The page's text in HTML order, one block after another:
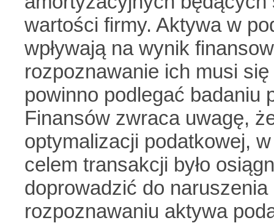
wartości firmy. Aktywa w
wpływają na wynik
rozpoznawanie ich musi
powinno podlegać badaniu
Finansów zwraca uwagę,
optymalizacji podatkowej,
celem transakcji było
doprowadzić do
rozpoznawaniu aktywa